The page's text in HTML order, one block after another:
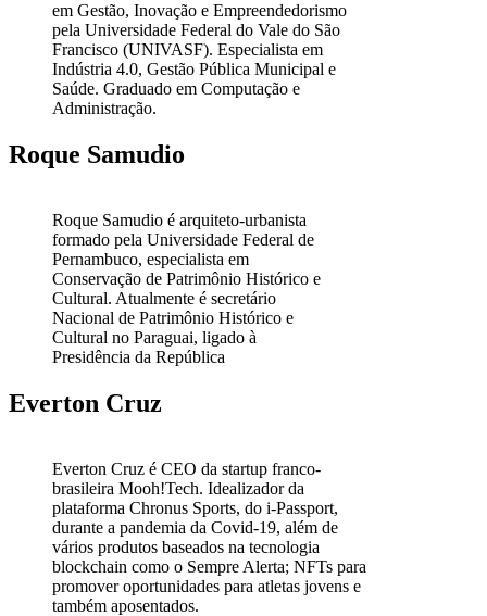
em Gestão, Inovação e Empreendedorismo
pela Universidade Federal do Vale do São
Francisco (UNIVASF). Especialista em
Indústria 4.0, Gestão Pública Municipal e
Saúde. Graduado em Computação e
Administração.
Roque Samudio
Roque Samudio é arquiteto-urbanista
formado pela Universidade Federal de
Pernambuco, especialista em
Conservação de Patrimônio Histórico e
Cultural. Atualmente é secretário
Nacional de Patrimônio Histórico e
Cultural no Paraguai, ligado à
Presidência da República
Everton Cruz
Everton Cruz é CEO da startup franco-
brasileira Mooh!Tech. Idealizador da
plataforma Chronus Sports, do i-Passport,
durante a pandemia da Covid-19, além de
vários produtos baseados na tecnologia
blockchain como o Sempre Alerta; NFTs para
promover oportunidades para atletas jovens e
também aposentados.